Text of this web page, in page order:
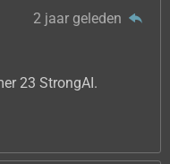
2 jaar geleden
23 StrongAI.